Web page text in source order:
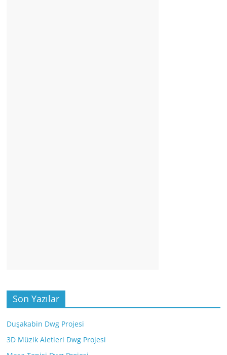
Son Yazılar
Duşakabin Dwg Projesi
3D Müzik Aletleri Dwg Projesi